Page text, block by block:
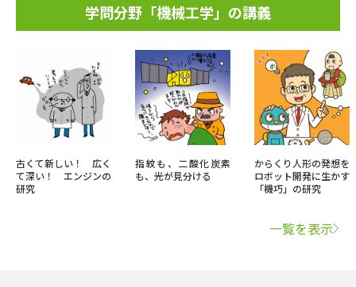
学問分野「機械工学」の講義
古くて新しい！ 広く
て深い！ エンジンの
研究
指紋も、二酸化炭素
も、光が見分ける
からくり人形の発想を
ロボット開発に生かす
「機巧」の研究
一覧を表示